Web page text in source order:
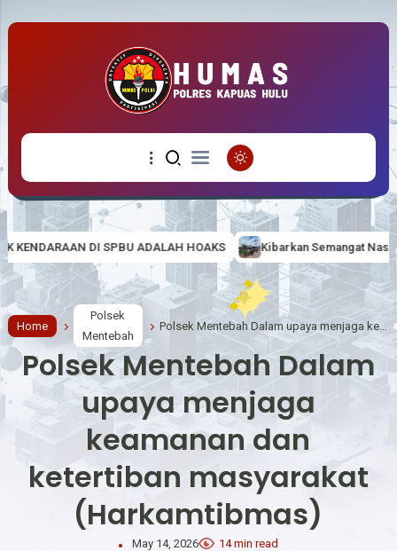
HOAKS Kibarkan Semangat Nasionalisme di Tapal Batas,
Home
Polsek
Mentebah
Polsek Mentebah Dalam upaya menjaga keamanan dan ketertiban masyarakat (Harkamtibmas)
Polsek Mentebah Dalam
upaya menjaga
keamanan dan
ketertiban masyarakat
(Harkamtibmas)
May 14, 2026 14 min read